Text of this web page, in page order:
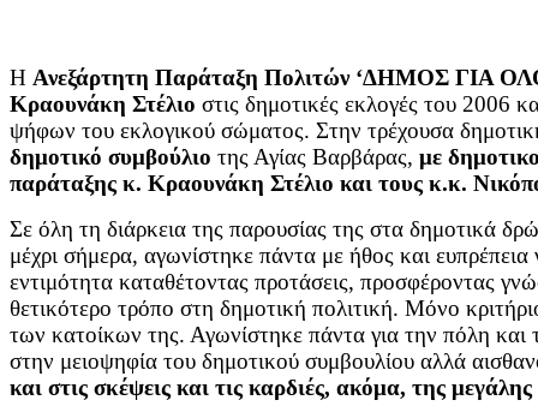
Η Ανεξάρτητη Παράταξη Πολιτών ‘ΔΗΜΟΣ ΓΙΑ
Κραουνάκη Στέλιο στις δημοτικές εκλογές του 2006
ψήφων του εκλογικού σώματος. Στην τρέχουσα
δημοτικό συμβούλιο της Αγίας Βαρβάρας, με
παράταξης κ. Κραουνάκη Στέλιο και τους κ.κ.
Σε όλη τη διάρκεια της παρουσίας της στα δημοτικά
μέχρι σήμερα, αγωνίστηκε πάντα με ήθος και
εντιμότητα καταθέτοντας προτάσεις, προσφέροντας
θετικότερο τρόπο στη δημοτική πολιτική. Μόνο
των κατοίκων της. Αγωνίστηκε πάντα για την πόλη και
στην μειοψηφία του δημοτικού συμβουλίου αλλά
και στις σκέψεις και τις καρδιές, ακόμα, της